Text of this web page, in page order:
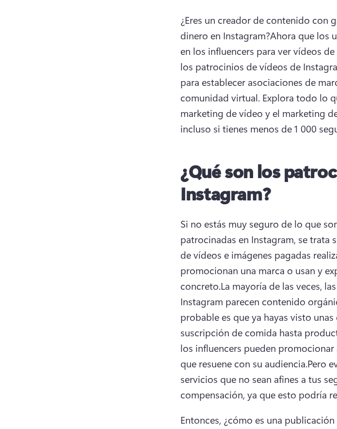
¿Eres un creador de contenido con
dinero en Instagram?Ahora que los
en los influencers para ver vídeos
los patrocinios de vídeos de
para establecer asociaciones de
comunidad virtual. Explora todo lo
marketing de vídeo y el marketing
incluso si tienes menos de 1 000
¿Qué son los
Instagram?
Si no estás muy seguro de lo que
patrocinadas en Instagram, se trata
de vídeos e imágenes pagadas
promocionan una marca o usan y
concreto.La mayoría de las veces,
Instagram parecen contenido
probable es que ya hayas visto unas
suscripción de comida hasta
los influencers pueden
que resuene con su audiencia.Pero
servicios que no sean afines a tus
compensación, ya que esto podría
Entonces, ¿cómo es una